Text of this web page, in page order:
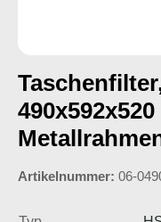
Artikelnummer: 06-